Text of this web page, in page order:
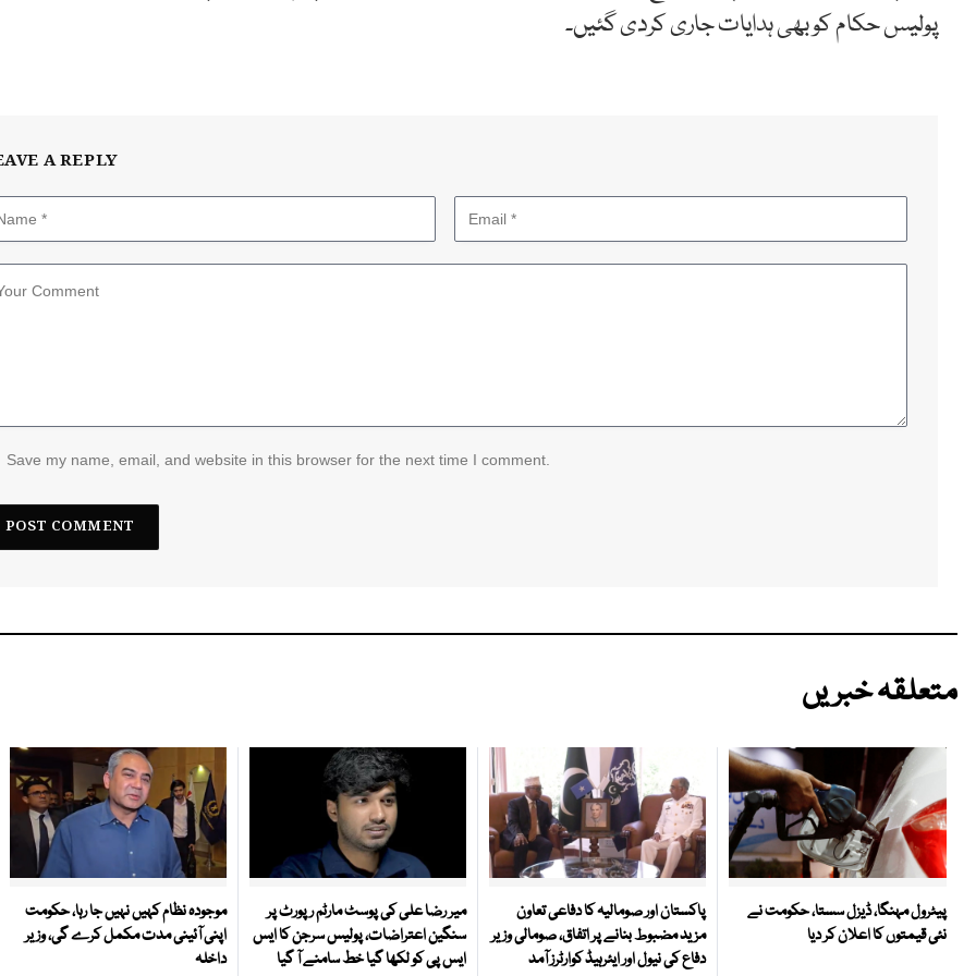
پولیس حکام کو بھی ہدایات جاری کردی گئیں۔
A REPLY
Save my name, email, and website in this browser for the next time I comment.
متعلقہ خبریں
پیٹرول مہنگا، ڈیزل سستا، حکومت نے
نئی قیمتوں کا اعلان کر دیا
پاکستان اور صومالیہ کا دفاعی تعاون
مزید مضبوط بنانے پر اتفاق، صومالی وزیر
دفاع کی نیول اور ایئرہیڈ کوارٹرز آمد
میر رضا علی کی پوسٹ مارٹم رپورٹ پر
سنگین اعتراضات، پولیس سرجن کا ایس
ایس پی کو لکھا گیا خط سامنے آ گیا
موجودہ نظام کہیں نہیں جا رہا، حکومت
اپنی آئینی مدت مکمل کرے گی، وزیر
داخلہ